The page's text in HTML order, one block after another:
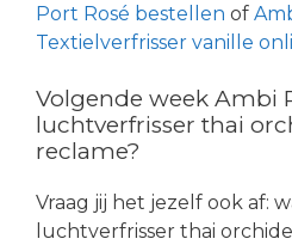
Port Rosé bestellen of
Textielverfrisser vanille
Volgende week Ambi
luchtverfrisser thai
reclame?
Vraag jij het jezelf ook af:
luchtverfrisser thai